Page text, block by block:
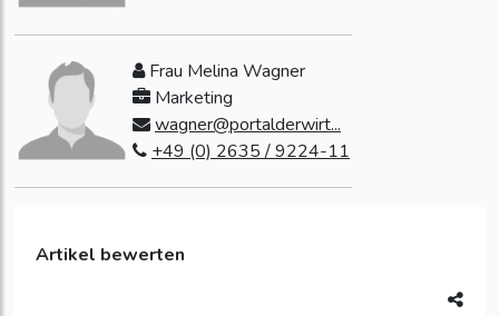
Frau Melina Wagner
Marketing
wagner@portalderwirt...
+49 (0) 2635 / 9224-11
Artikel bewerten